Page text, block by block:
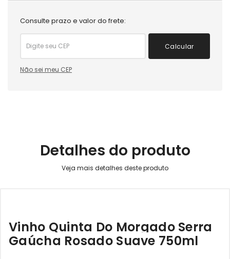
Consulte prazo e valor do frete:
Calcular
Não sei meu CEP
Detalhes do produto
Vinho Quinta Do Morgado Serra
Gaúcha Rosado Suave 750ml